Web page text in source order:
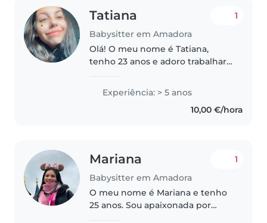
Tatiana
Babysitter em Amadora
1
Olá! O meu nome é Tatiana,
tenho 23 anos e adoro trabalhar
calma, responsável e atenta,
sempre focada em criar um
ambiente seguro e acolhedor. Já
Experiência: > 5 anos
10,00 €/hora
Mariana
Babysitter em Amadora
1
O meu nome é Mariana e tenho
25 anos. Sou apaixonada por